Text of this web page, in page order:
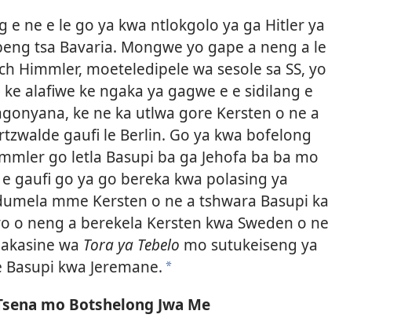
e ne e le go ya kwa ntlokgolo ya ga Hitler ya
tsa Bavaria. Mongwe yo gape a neng a le
Himmler, moeteledipele wa sesole sa SS, yo
alafiwe ke ngaka ya gagwe e e sidilang e
ke ne ka utlwa gore Kersten o ne a
gaufi le Berlin. Go ya kwa bofelong
go letla Basupi ba ga Jehofa ba ba mo
gaufi go ya go bereka kwa polasing ya
mme Kersten o ne a tshwara Basupi ka
o neng a berekela Kersten kwa Sweden o ne
wa Tora ya Tebelo mo sutukeiseng ya
kwa Jeremane. *
mo Botshelong Jwa Me